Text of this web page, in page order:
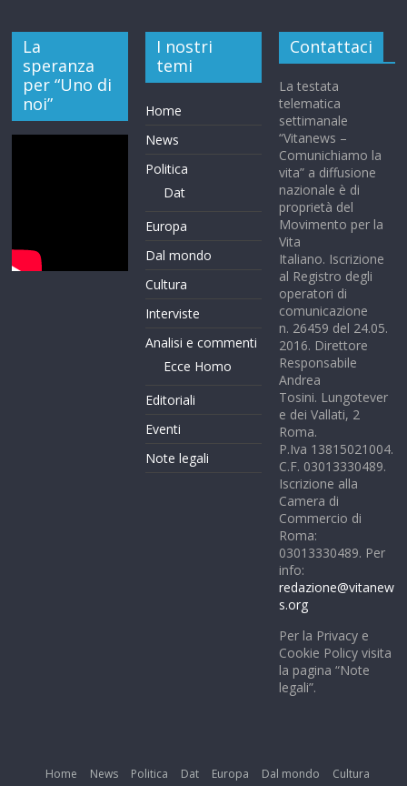
La
speranza
per “Uno di
noi”
I nostri
temi
Home
News
Politica
Dat
Europa
Dal mondo
Cultura
Interviste
Analisi e commenti
Ecce Homo
Editoriali
Eventi
Note legali
Contattaci
La testata
telematica
settimanale
“Vitanews –
Comunichiamo la
vita” a diffusione
nazionale è di
proprietà del
Movimento per la
Vita
Italiano. Iscrizione
al Registro degli
operatori di
comunicazione
n. 26459 del 24.05.
2016. Direttore
Responsabile
Andrea
Tosini. Lungotever
e dei Vallati, 2
Roma.
P.Iva 13815021004.
C.F. 03013330489.
Iscrizione alla
Camera di
Commercio di
Roma:
03013330489. Per
info:
redazione@vitanew
s.org
Per la Privacy e
Cookie Policy visita
la pagina “Note
legali”.
Home News Politica Dat Europa Dal mondo
Cultura